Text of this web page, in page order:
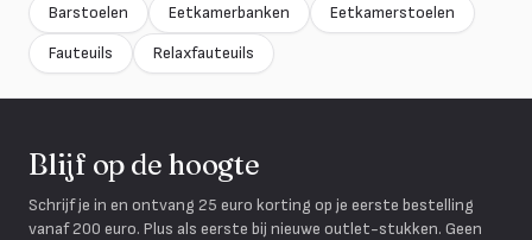
Barstoelen Eetkamerbanken
Eetkamerstoelen
Fauteuils
Relaxfauteuils
Blijf op de hoogte
Schrijf je in en ontvang 25 euro korting op je eerste bestelling
vanaf 200 euro. Plus als eerste bij nieuwe outlet-stukken. Geen